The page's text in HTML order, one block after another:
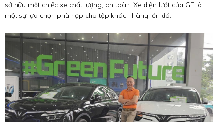
sở hữu một chiếc xe chất lượng, an toàn. Xe điện lướt của GF là
một sự lựa chọn phù hợp cho tệp khách hàng lớn đó.